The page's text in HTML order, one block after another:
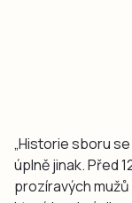
„Historie sboru
úplně jinak. Před
prozíravých